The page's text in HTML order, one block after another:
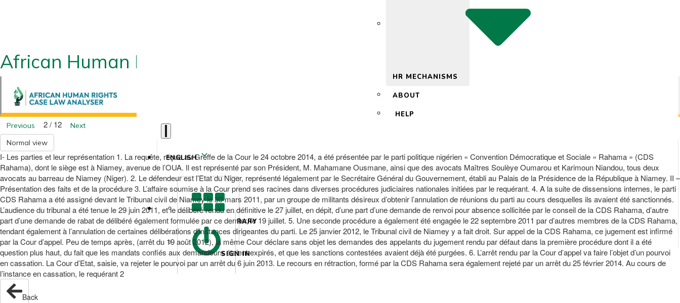
African Human Rights CLA 2.0
HR MECHANISMS
ABOUT
HELP
ENGLISH
LIBRARY
SIGN IN
Previous 2 / 12
Next
Normal view
I- Les parties et leur représentation 1. La requête, reçue au Greffe de la Cour le 24 octobre 2014, a été présentée par le parti politique nigérien « Convention Démocratique et Sociale « Rahama » (CDS
Rahama), dont le siège est à Niamey, avenue de l’OUA. Il est représenté par son Président, M. Mahamane Ousmane, ainsi que des avocats Maîtres Soulèye Oumarou et Karimoun Niandou, tous deux
avocats au barreau de Niamey (Niger). 2. Le défendeur est l’Etat du Niger, représenté légalement par le Secrétaire Général du Gouvernement, établi au Palais de la Présidence de la République à Niamey. II –
Présentation des faits et de la procédure 3. L’affaire soumise à la Cour prend ses racines dans diverses procédures judiciaires nationales initiées par le requérant. 4. A la suite de dissensions internes, le parti
CDS Rahama a été assigné devant le Tribunal civil de Niamey le 30 mars 2011, par un groupe de militants désireux d’obtenir l’annulation de réunions du parti au cours desquelles ils avaient été sanctionnés.
L’audience du tribunal a été tenue le 29 juin 2011, et le délibéré rendu en définitive le 27 juillet, en dépit, d’une part d’une demande de renvoi pour absence sollicitée par le conseil de la CDS Rahama, d’autre
part d’une demande de rabat de délibéré également formulée par ce dernier, le 19 juillet. 5. Une seconde procédure a également été engagée le 22 septembre 2011 par d’autres membres de la CDS Rahama,
tendant également à l’annulation de certaines délibérations d’instances dirigeantes du parti. Le 25 janvier 2012, le Tribunal civil de Niamey y a fait droit. Sur appel de la CDS Rahama, ce jugement est infirmé
par la Cour d’appel. Peu de temps après, (arrêt du 19 août 2012), la même Cour déclare sans objet les demandes des appelants du jugement rendu par défaut dans la première procédure dont il a été
question plus haut, du fait que les mandats confiés aux demandeurs étaient expirés, et que les sanctions contestées avaient déjà été purgées. 6. L’arrêt rendu par la Cour d’appel va faire l’objet d’un pourvoi
en cassation. La Cour d’Etat, saisie, va rejeter le pourvoi par un arrêt du 6 juin 2013. Le recours en rétraction, formé par la CDS Rahama sera également rejeté par un arrêt du 25 février 2014. Au cours de
l’instance en cassation, le requérant 2
Back